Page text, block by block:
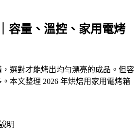
容量、溫控、家用電烤
選對才能烤出均勻漂亮的成品。但容
本文整理 2026 年烘焙用家用電烤箱
明